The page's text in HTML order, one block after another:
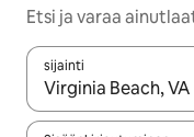
Etsi ja varaa
sijainti
Kun tulokset ovat